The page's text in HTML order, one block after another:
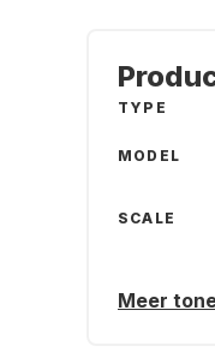
TYPE
MODEL
SCALE
Meer